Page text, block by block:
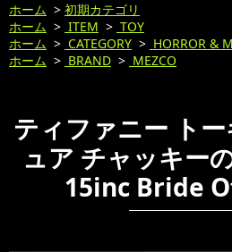
ホーム > 初期カテゴリ
ホーム > ITEM > TOY
ホーム > CATEGORY > HORROR &
ホーム > BRAND > MEZCO
ティファニー ト
ュア チャッキー
15inc Bride